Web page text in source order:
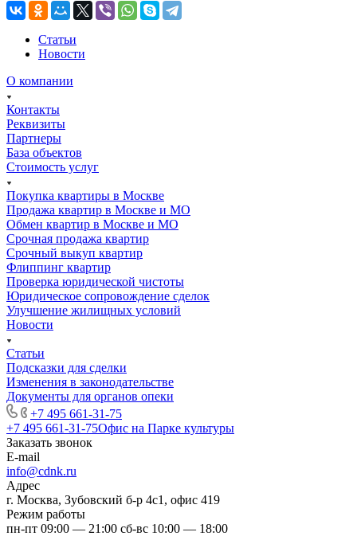
Статьи
Новости
О компании
Контакты
Реквизиты
Партнеры
База объектов
Стоимость услуг
Покупка квартиры в Москве
Продажа квартир в Москве и МО
Обмен квартир в Москве и МО
Срочная продажа квартир
Срочный выкуп квартир
Флиппинг квартир
Проверка юридической чистоты
Юридическое сопровождение сделок
Улучшение жилищных условий
Новости
Статьи
Подсказки для сделки
Изменения в законодательстве
Документы для органов опеки
+7 495 661-31-75
+7 495 661-31-75Офис на Парке культуры
Заказать звонок
E-mail
info@cdnk.ru
Адрес
г. Москва, Зубовский б-р 4с1, офис 419
Режим работы
пн-пт 09:00 — 21:00 сб-вс 10:00 — 18:00